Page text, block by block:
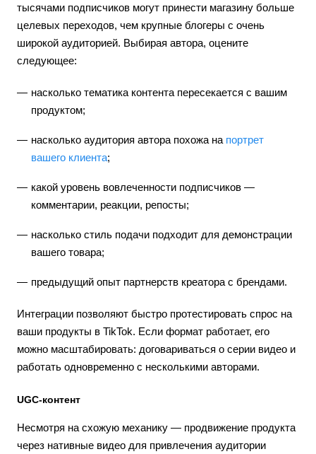
тысячами подписчиков могут принести магазину больше
целевых переходов, чем крупные блогеры с очень
широкой аудиторией. Выбирая автора, оцените
следующее:
насколько тематика контента пересекается с вашим
продуктом;
насколько аудитория автора похожа на портрет
вашего клиента;
какой уровень вовлеченности подписчиков —
комментарии, реакции, репосты;
насколько стиль подачи подходит для демонстрации
вашего товара;
предыдущий опыт партнерств креатора с брендами.
Интеграции позволяют быстро протестировать спрос на
ваши продукты в TikTok. Если формат работает, его
можно масштабировать: договариваться о серии видео и
работать одновременно с несколькими авторами.
UGC-контент
Несмотря на схожую механику — продвижение продукта
через нативные видео для привлечения аудитории